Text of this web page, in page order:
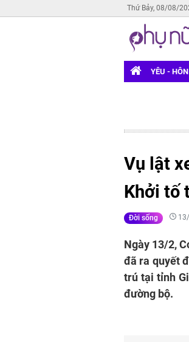
Thứ Bảy, 08/08/
YÊU -
Vụ lật
Khởi tố
Đời sống
Ngày 13/2,
đã ra quyết
trú tại tỉnh
đường bộ.